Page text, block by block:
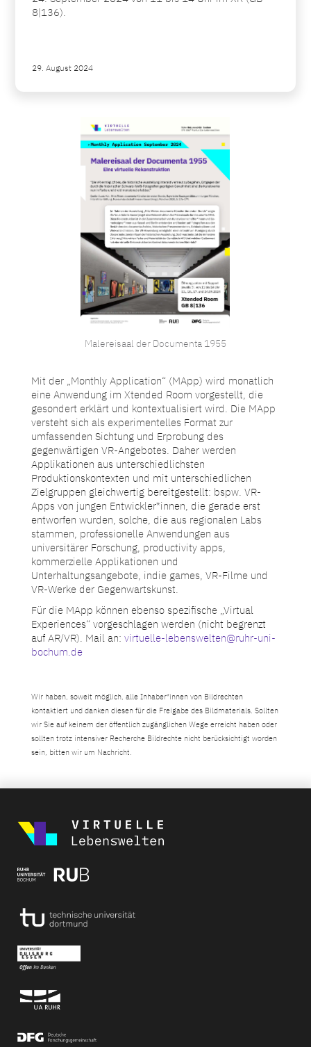
8|136).
29. August 2024
Malereisaal der Documenta 1955
Mit der „Monthly Application“ (MApp) wird monatlich
eine Anwendung im Xtended Room vorgestellt, die
gesondert erklärt und kontextualisiert wird. Die MApp
versteht sich als experimentelles Format zur
umfassenden Sichtung und Erprobung des
gegenwärtigen VR-Angebotes. Daher werden
Applikationen aus unterschiedlichsten
Produktionskontexten und mit unterschiedlichen
Zielgruppen gleichwertig bereitgestellt: bspw. VR-
Apps von jungen Entwickler*innen, die gerade erst
entworfen wurden, solche, die aus regionalen Labs
stammen, professionelle Anwendungen aus
universitärer Forschung, productivity apps,
kommerzielle Applikationen und
Unterhaltungsangebote, indie games, VR-Filme und
VR-Werke der Gegenwartskunst.
Für die MApp können ebenso spezifische „Virtual
Experiences“ vorgeschlagen werden (nicht begrenzt
auf AR/VR). Mail an: virtuelle-lebenswelten@ruhr-uni-
bochum.de
Wir haben, soweit möglich, alle Inhaber*innen von Bildrechten
kontaktiert und danken diesen für die Freigabe des Bildmaterials. Sollten
wir Sie auf keinem der öffentlich zugänglichen Wege erreicht haben oder
sollten trotz intensiver Recherche Bildrechte nicht berücksichtigt worden
sein, bitten wir um Nachricht.